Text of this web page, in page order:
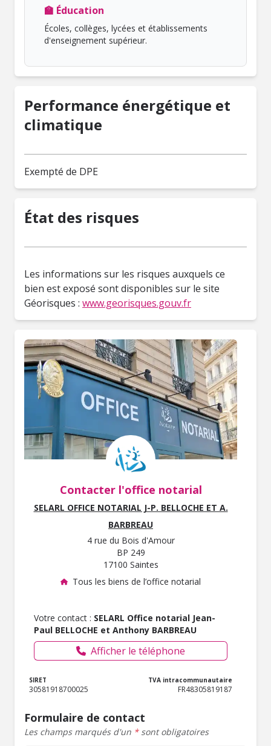
🏫 Éducation
Écoles, collèges, lycées et établissements
d'enseignement supérieur.
Performance énergétique et
climatique
Exempté de DPE
État des risques
Les informations sur les risques auxquels ce
bien est exposé sont disponibles sur le site
Géorisques : www.georisques.gouv.fr
Contacter l'office notarial
SELARL OFFICE NOTARIAL J-P. BELLOCHE ET A.
BARBREAU
4 rue du Bois d'Amour
BP 249
17100 Saintes
Tous les biens de l’office notarial
Votre contact : SELARL Office notarial Jean-
Paul BELLOCHE et Anthony BARBREAU
Afficher le téléphone
SIRET
30581918700025
TVA intracommunautaire
FR48305819187
Formulaire de contact
Les champs marqués d'un *sont obligatoires